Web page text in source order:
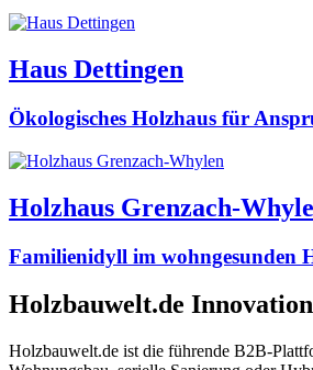
Haus Dettingen
Ökologisches Holzhaus für
Holzhaus Grenzach-
Familienidyll im wohngesunden
Holzbauwelt.de
Holzbauwelt.de ist die führende B2B-